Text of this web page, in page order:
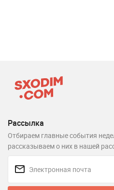
Рассылка
Отбираем главные события
рассказываем о них в нашей